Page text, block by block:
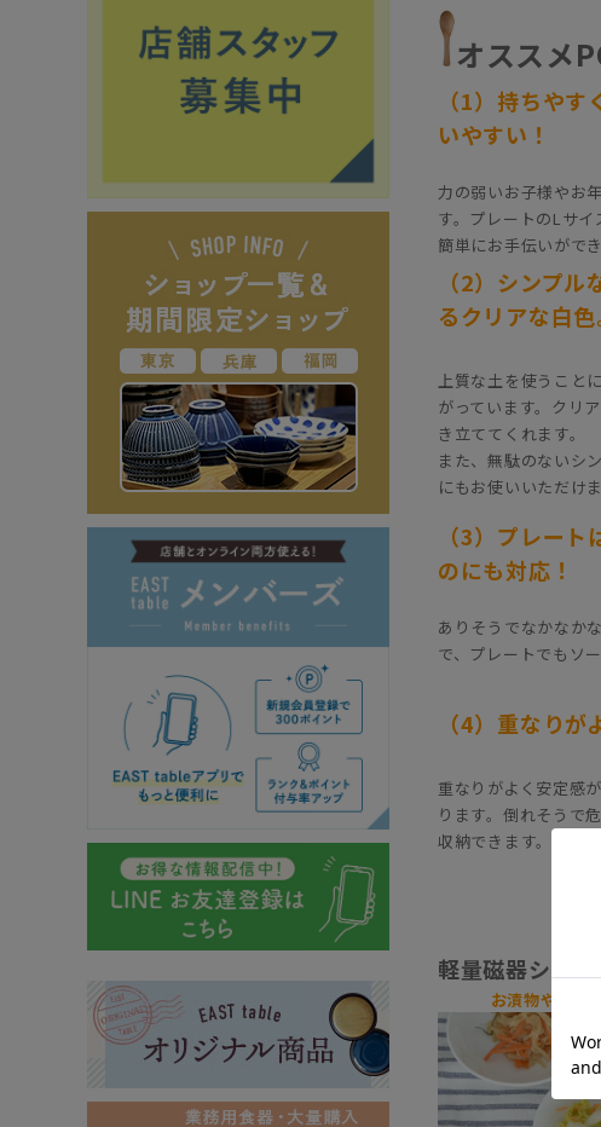
オススメ
（1）持ちや
いやすい！
力の弱いお子様やお
す。プレートのLサ
簡単にお手伝いがで
（2）シンプ
るクリアな白色
上質な土を使うこと
がっています。クリ
き立ててくれます。
また、無駄のないシ
にもお使いいただけま
（3）プレー
のにも対応！
ありそうでなかなか
で、プレートでもソ
（4）重なり
重なりがよく安定感
ります。倒れそうで
収納できます。
軽量磁器シリー
お漬物やおし